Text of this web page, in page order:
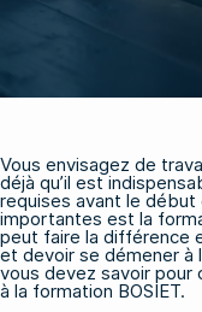
Vous envisagez de
déjà qu’il est
requises avant le début
importantes est la
peut faire la différence
et devoir se démener à
vous devez savoir pour
à la formation BOSIET.